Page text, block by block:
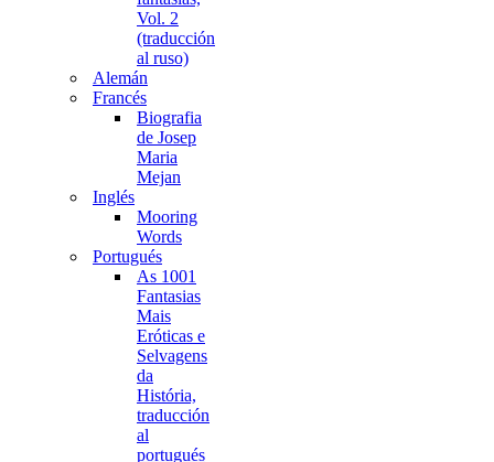
Vol. 2
(traducción
al ruso)
Alemán
Francés
Biografia
de Josep
Maria
Mejan
Inglés
Mooring
Words
Portugués
As 1001
Fantasias
Mais
Eróticas e
Selvagens
da
História,
traducción
al
portugués